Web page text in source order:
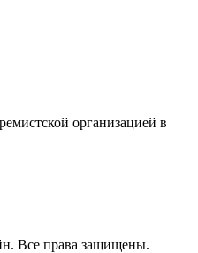
организацией в
Все права защищены.